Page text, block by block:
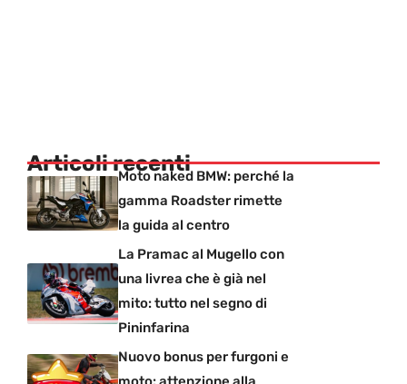
Articoli recentiMoto naked BMW: perché la
gamma Roadster rimette
la guida al centro
La Pramac al Mugello con
una livrea che è già nel
mito: tutto nel segno di
Pininfarina
Nuovo bonus per furgoni e